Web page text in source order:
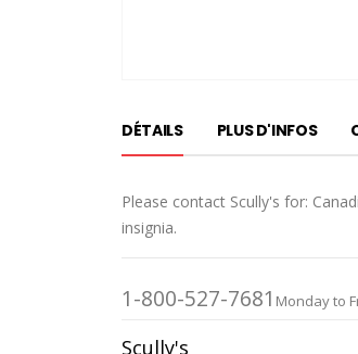
début
de
Galerie
d’images
DÉTAILS
Please contact Scully's for:
insignia.
PLUS D'INFOS
1-800-527-7681 Monday to
Scully's